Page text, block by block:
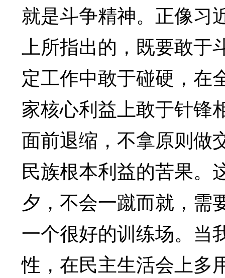
就是斗争精神。正像习
上所指出的，既要敢于
定工作中敢于碰硬，在
家核心利益上敢于针锋
面前退缩，不拿原则做
民族根本利益的苦果。
夕，不会一蹴而就，需
一个很好的训练场。当
性，在民主生活会上多